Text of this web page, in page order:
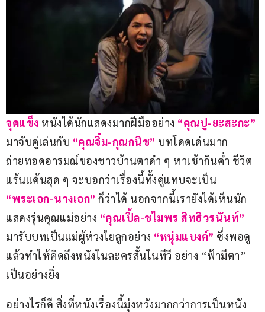
จุดแข็ง หนังได้นักแสดงมากฝีมืออย่าง “คุณปู-ยะสะกะ”
มาจับคู่เล่นกับ “คุณจิ๋ม-กุณกนิช” บทโดดเด่นมาก
ถ่ายทอดอารมณ์ของชาวบ้านตาดำ ๆ หาเช้ากินค่ำ ชีวิต
แร้นแค้นสุด ๆ จะบอกว่าเรื่องนี้ทั้งคู่แทบจะเป็น
“พระเอก-นางเอก” ก็ว่าได้ นอกจากนี้เรายังได้เห็นนัก
แสดงรุ่นคุณแม่อย่าง “คุณเปิ้ล-ชไมพร สิทธิวรนันท์”
มารับบทเป็นแม่ผู้ห่วงใยลูกอย่าง “หนุ่มแบงค์” ซึ่งพอดู
แล้วทำให้คิดถึงหนังในละครสั้นในทีวี อย่าง “ฟ้ามีตา”
เป็นอย่างยิ่ง
อย่างไรก็ดี สิ่งที่หนังเรื่องนี้มุ่งหวังมากกว่าการเป็นหนัง